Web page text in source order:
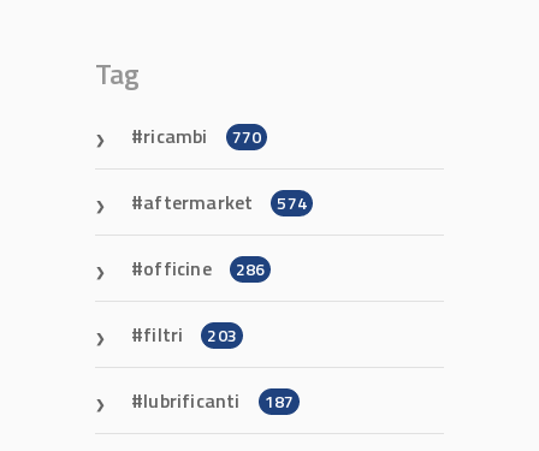
Tag
ricambi 770
aftermarket 574
officine 286
filtri 203
lubrificanti 187